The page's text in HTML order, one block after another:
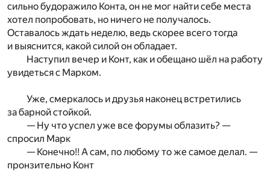
сильно будоражило Конта, он не мог найти себе места
хотел попробовать, но ничего не получалось.
Оставалось ждать неделю, ведь скорее всего тогда
и выяснится, какой силой он обладает.
Наступил вечер и Конт, как и обещано шёл на работу
увидеться с Марком.
Уже, смеркалось и друзья наконец встретились
за барной стойкой.
— Ну что успел уже все форумы облазить? —
спросил Марк
— Конечно!! А сам, по любому то же самое делал. —
пронзительно Конт